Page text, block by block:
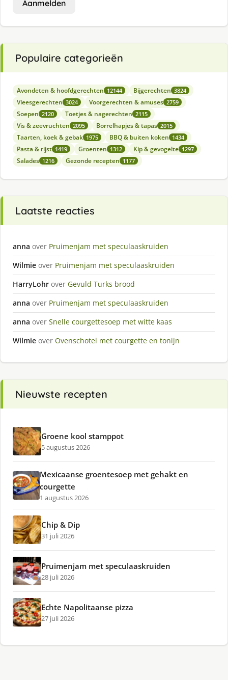
Aanmelden
Populaire categorieën
Avondeten & hoofdgerechten 12144 Bijgerechten 3824
Vleesgerechten 3024 Voorgerechten & amuses 2759
Soepen 2120 Toetjes & nagerechten 2115
Vis & zeevruchten 2095 Borrelhapjes & tapas 2015
Taarten, koek & gebak 1975 BBQ & buiten koken 1434
Pasta & rijst 1419 Groenten 1312 Kip & gevogelte 1297
Salades 1216 Gezonde recepten 1177
Laatste reacties
anna over Pruimenjam met speculaaskruiden
Wilmie over Pruimenjam met speculaaskruiden
HarryLohr over Gevuld Turks brood
anna over Pruimenjam met speculaaskruiden
anna over Snelle courgettesoep met witte kaas
Wilmie over Ovenschotel met courgette en tonijn
Nieuwste recepten
Groene kool stamppot
5 augustus 2026
Mexicaanse groentesoep met gehakt en
courgette
1 augustus 2026
Chip & Dip
31 juli 2026
Pruimenjam met speculaaskruiden
28 juli 2026
Echte Napolitaanse pizza
27 juli 2026